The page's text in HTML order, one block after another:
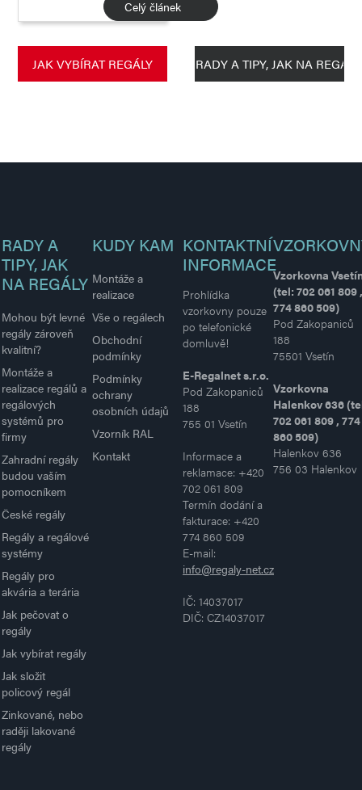
Celý článek
JAK VYBÍRAT REGÁLY RADY A TIPY, JAK NA REGÁLY
RADY A
TIPY, JAK
NA REGÁLY
Mohou být levné
regály zároveň
kvalitní?
Montáže a
realizace regálů a
regálových
systémů pro
firmy
Zahradní regály
budou vaším
pomocníkem
České regály
Regály a regálové
systémy
Regály pro
akvária a terária
Jak pečovat o
regály
Jak vybírat regály
Jak složit
policový regál
Zinkované, nebo
raději lakované
regály
KUDY KAM
Montáže a
realizace
Vše o regálech
Obchodní
podmínky
Podmínky
ochrany
osobních údajů
Vzorník RAL
Kontakt
KONTAKTNÍ
INFORMACE
Prohlídka
vzorkovny pouze
po telefonické
domluvě!
E-Regalnet s.r.o.
Pod Zakopaniců
188
755 01 Vsetín
Informace a
reklamace: +420
702 061 809
Termín dodání a
fakturace: +420
774 860 509
E-mail:
info@regaly-net.cz
IČ: 14037017
DIČ: CZ14037017
Vzorkovna
(tel: 702 061 809 ,
774 860 509)
Pod Zakopaniců
188
75501 Vsetín
Vzorkovna
Halenkov 636
702 061 809 , 774
860 509)
Halenkov 636
756 03 Halenkov